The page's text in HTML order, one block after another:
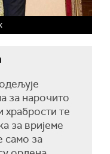
за нарочито
те
за вријеме
само за